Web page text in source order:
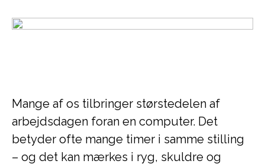
Mange af os tilbringer størstedelen af
arbejdsdagen foran en computer. Det
betyder ofte mange timer i samme stilling
– og det kan mærkes i ryg, skuldre og